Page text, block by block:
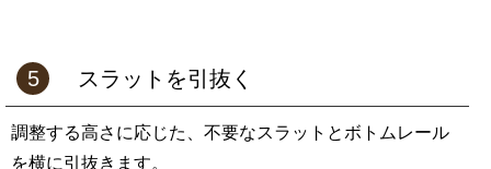
5 スラットを引抜く
調整する高さに応じた、不要なスラットとボトムレール
を横に引抜きます。